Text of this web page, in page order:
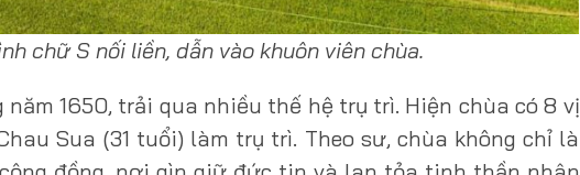
chữ S nối liền, dẫn vào khuôn viên chùa.
1650, trải qua nhiều thế hệ trụ trì. Hiện chùa có 8 vị
Sua (31 tuổi) làm trụ trì. Theo sư, chùa không chỉ là